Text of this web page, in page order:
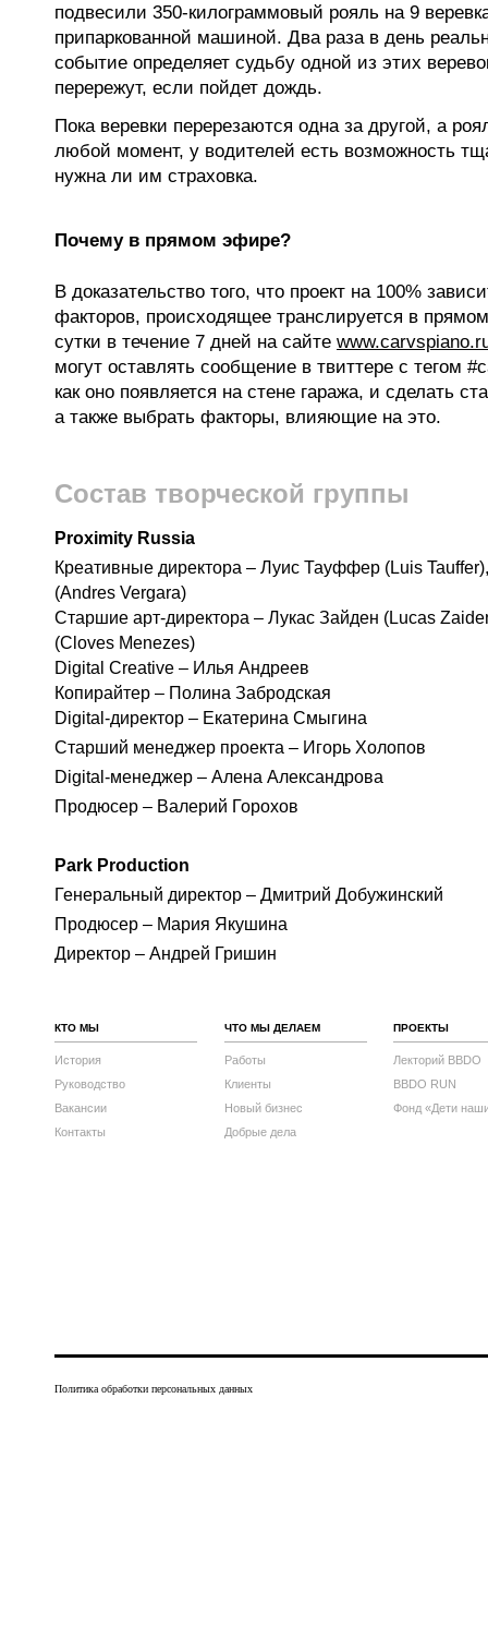
подвесили 350-килограммовый рояль на 9
припаркованной машиной. Два раза в день
событие определяет судьбу одной из этих
перережут, если пойдет дождь.
Пока веревки перерезаются одна за другой, а
любой момент, у водителей есть возможность
нужна ли им страховка.
Почему в прямом эфире?
В доказательство того, что проект на 100%
факторов, происходящее транслируется в
сутки в течение 7 дней на сайте
могут оставлять сообщение в твиттере с тегом
как оно появляется на стене гаража, и сделать
а также выбрать факторы, влияющие на это.
Состав творческой группы
Proximity Russia
Креативные директора – Луис Тауффер (Luis
(Andres Vergara)
Старшие арт-директора – Лукас Зайден (Lucas
(Cloves Menezes)
Digital Creative – Илья Андреев
Копирайтер – Полина Забродская
Digital-директор – Екатерина Смыгина
Старший менеджер проекта – Игорь Холопов
Digital-менеджер – Алена Александрова
Продюсер – Валерий Горохов
Park Production
Генеральный директор – Дмитрий Добужинский
Продюсер – Мария Якушина
Директор – Андрей Гришин
КТО МЫ
История
Руководство
Вакансии
Контакты
ЧТО МЫ ДЕЛАЕМ
Работы
Клиенты
Новый бизнес
Добрые дела
ПРОЕКТЫ
Лекторий BBDO
BBDO RUN
Фонд «Дети
Политика обработки персональных данных